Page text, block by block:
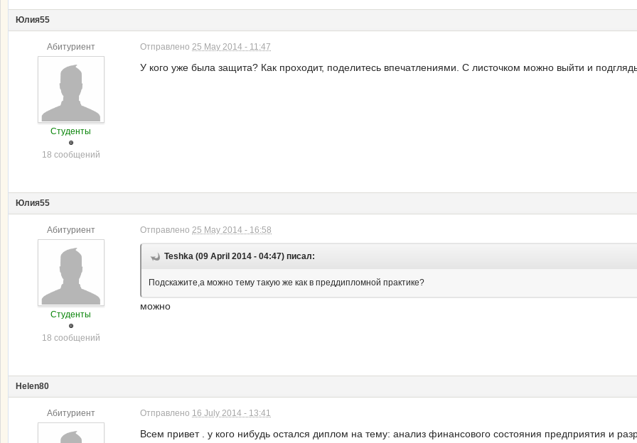
Юлия55
Абитуриент
Студенты
18 сообщений
Отправлено 25 May 2014 - 11:47
У кого уже была защита? Как проходит, поделитесь впечатлениями. С листочком можно выйти и
Юлия55
Абитуриент
Студенты
18 сообщений
Отправлено 25 May 2014 - 16:58
Teshka (09 April 2014 - 04:47) писал:
Подскажите,а можно тему такую же как в преддипломной практике?
можно
Helen80
Абитуриент Отправлено 16 July 2014 - 13:41
Всем привет . у кого нибудь остался диплом на тему: анализ финансового состояния предприятия и